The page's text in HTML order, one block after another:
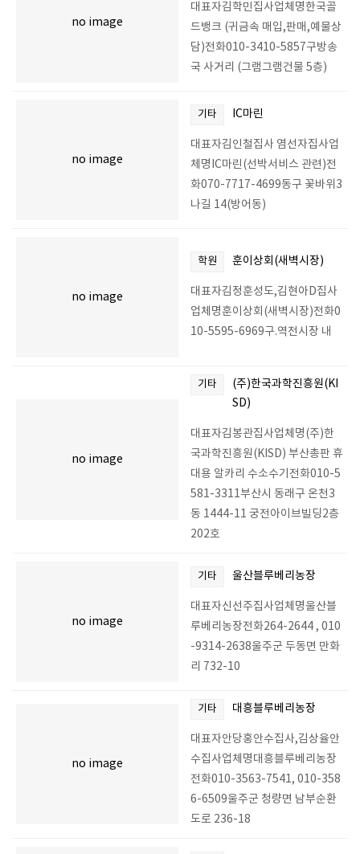
no image
대표자김학민집사업체명한국골
드뱅크 (귀금속 매입,판매,예물상
담)전화010-3410-5857구방송
국 사거리 (그램그램건물 5층)
no image
기타 IC마린
대표자김인철집사 염선자집사업
체명IC마린(선박서비스 관련)전
화070-7717-4699동구 꽃바위3
나길 14(방어동)
no image
학원 훈이상회(새벽시장)
대표자김정훈성도,김현아D집사
업체명훈이상회(새벽시장)전화0
10-5595-6969구.역전시장 내
no image
기타
(주)한국과학진흥원(KI
SD)
대표자김봉관집사업체명(주)한
국과학진흥원(KISD) 부산총판 휴
대용 알카리 수소수기전화010-5
581-3311부산시 동래구 온천3
동 1444-11 궁전아이브빌딩2층
202호
no image
기타 울산블루베리농장
대표자신선주집사업체명울산블
루베리농장전화264-2644 , 010
-9314-2638울주군 두동면 만화
리 732-10
no image
기타 대흥블루베리농장
대표자안당홍안수집사,김상율안
수집사업체명대흥블루베리농장
전화010-3563-7541, 010-358
6-6509울주군 청량면 남부순환
도로 236-18